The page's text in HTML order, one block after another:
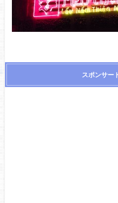
スポンサー